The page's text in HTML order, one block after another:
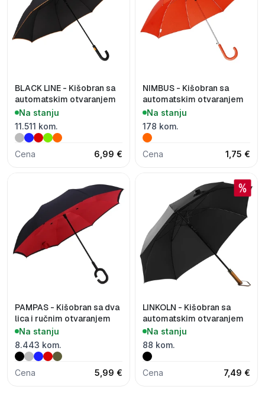
BLACK LINE - Kišobran sa
automatskim otvaranjem
Na stanju
11.511 kom.
Cena 6,99 €
NIMBUS - Kišobran sa
automatskim otvaranjem
Na stanju
178 kom.
Cena 1,75 €
PAMPAS - Kišobran sa dva
lica i ručnim otvaranjem
Na stanju
8.443 kom.
Cena 5,99 €
LINKOLN - Kišobran sa
automatskim otvaranjem
Na stanju
88 kom.
Cena 7,49 €